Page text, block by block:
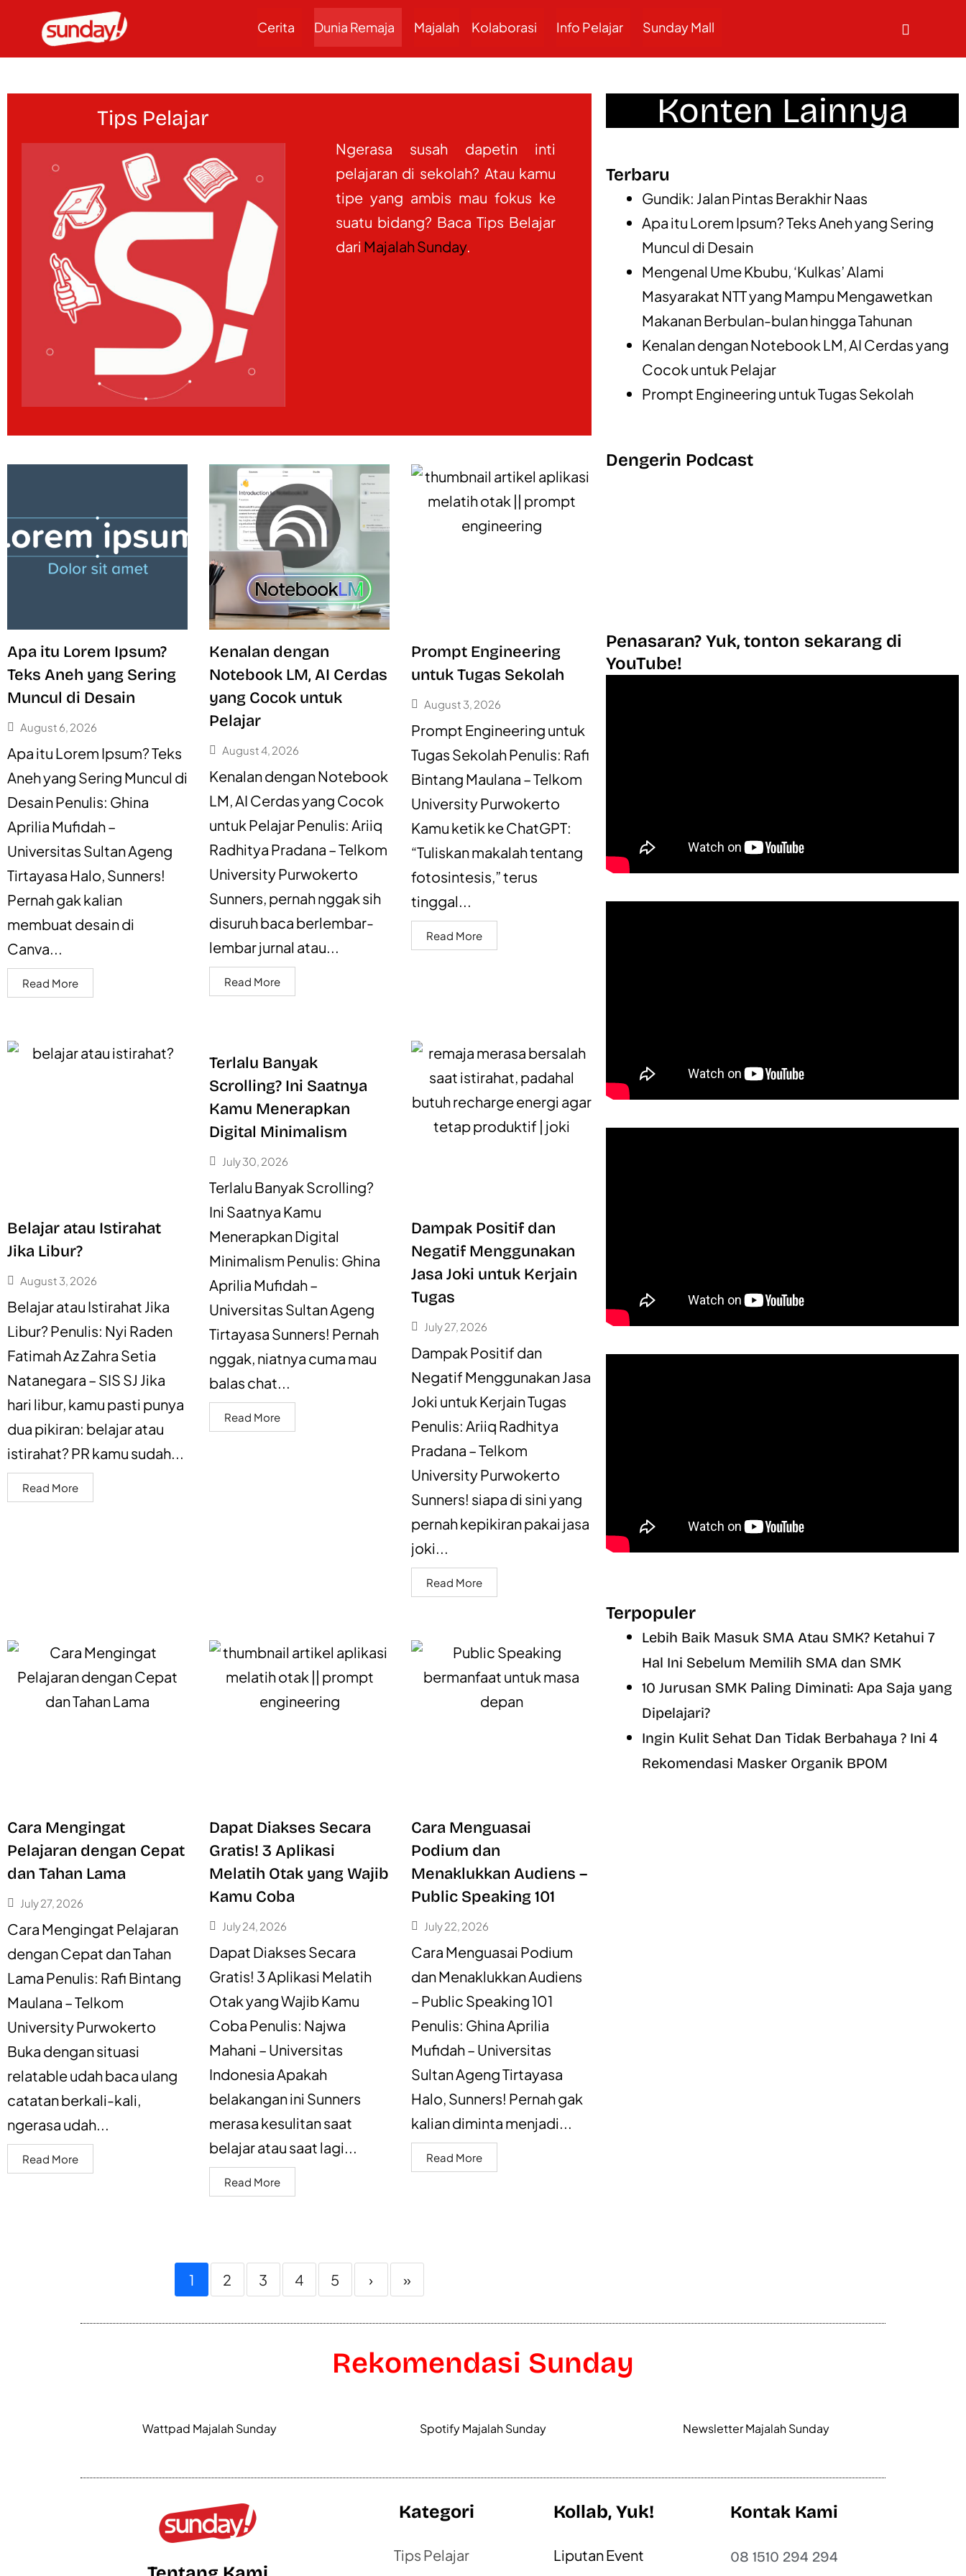
Cerita Dunia Remaja Majalah Kolaborasi Info Pelajar Sunday Mall
Tips Pelajar
Ngerasa susah dapetin inti
pelajaran di sekolah? Atau kamu
tipe yang ambis mau fokus ke
suatu bidang? Baca Tips Belajar
dari Majalah Sunday.
Apa itu Lorem Ipsum?
Teks Aneh yang Sering
Muncul di Desain
August 6, 2026
Apa itu Lorem Ipsum? Teks
Aneh yang Sering Muncul di
Desain Penulis: Ghina
Aprilia Mufidah –
Universitas Sultan Ageng
Tirtayasa Halo, Sunners!
Pernah gak kalian
membuat desain di
Canva...
Read More
Kenalan dengan
Notebook LM, AI Cerdas
yang Cocok untuk
Pelajar
August 4, 2026
Kenalan dengan Notebook
LM, AI Cerdas yang Cocok
untuk Pelajar Penulis: Ariiq
Radhitya Pradana – Telkom
University Purwokerto
Sunners, pernah nggak sih
disuruh baca berlembar-
lembar jurnal atau...
Read More
Prompt Engineering
untuk Tugas Sekolah
August 3, 2026
Prompt Engineering untuk
Tugas Sekolah Penulis: Rafi
Bintang Maulana – Telkom
University Purwokerto
Kamu ketik ke ChatGPT:
“Tuliskan makalah tentang
fotosintesis,” terus
tinggal...
Read More
Belajar atau Istirahat
Jika Libur?
August 3, 2026
Belajar atau Istirahat Jika
Libur? Penulis: Nyi Raden
Fatimah Az Zahra Setia
Natanegara – SIS SJ Jika
hari libur, kamu pasti punya
dua pikiran: belajar atau
istirahat? PR kamu sudah...
Read More
Terlalu Banyak
Scrolling? Ini Saatnya
Kamu Menerapkan
Digital Minimalism
July 30, 2026
Terlalu Banyak Scrolling?
Ini Saatnya Kamu
Menerapkan Digital
Minimalism Penulis: Ghina
Aprilia Mufidah –
Universitas Sultan Ageng
Tirtayasa Sunners! Pernah
nggak, niatnya cuma mau
balas chat...
Read More
Dampak Positif dan
Negatif Menggunakan
Jasa Joki untuk Kerjain
Tugas
July 27, 2026
Dampak Positif dan
Negatif Menggunakan Jasa
Joki untuk Kerjain Tugas
Penulis: Ariiq Radhitya
Pradana – Telkom
University Purwokerto
Sunners! siapa di sini yang
pernah kepikiran pakai jasa
joki...
Read More
Cara Mengingat
Pelajaran dengan Cepat
dan Tahan Lama
July 27, 2026
Cara Mengingat Pelajaran
dengan Cepat dan Tahan
Lama Penulis: Rafi Bintang
Maulana – Telkom
University Purwokerto
Buka dengan situasi
relatable udah baca ulang
catatan berkali-kali,
ngerasa udah...
Read More
Dapat Diakses Secara
Gratis! 3 Aplikasi
Melatih Otak yang Wajib
Kamu Coba
July 24, 2026
Dapat Diakses Secara
Gratis! 3 Aplikasi Melatih
Otak yang Wajib Kamu
Coba Penulis: Najwa
Mahani – Universitas
Indonesia Apakah
belakangan ini Sunners
merasa kesulitan saat
belajar atau saat lagi...
Read More
Cara Menguasai
Podium dan
Menaklukkan Audiens –
Public Speaking 101
July 22, 2026
Cara Menguasai Podium
dan Menaklukkan Audiens
– Public Speaking 101
Penulis: Ghina Aprilia
Mufidah – Universitas
Sultan Ageng Tirtayasa
Halo, Sunners! Pernah gak
kalian diminta menjadi...
Read More
1 2 3 4 5 › »
Konten Lainnya
Terbaru
Gundik: Jalan Pintas Berakhir Naas
Apa itu Lorem Ipsum? Teks Aneh yang Sering
Muncul di Desain
Mengenal Ume Kbubu, ‘Kulkas’ Alami
Masyarakat NTT yang Mampu Mengawetkan
Makanan Berbulan-bulan hingga Tahunan
Kenalan dengan Notebook LM, AI Cerdas yang
Cocok untuk Pelajar
Prompt Engineering untuk Tugas Sekolah
Dengerin Podcast
Penasaran? Yuk, tonton sekarang di
YouTube!
Terpopuler
Lebih Baik Masuk SMA Atau SMK? Ketahui 7
Hal Ini Sebelum Memilih SMA dan SMK
10 Jurusan SMK Paling Diminati: Apa Saja yang
Dipelajari?
Ingin Kulit Sehat Dan Tidak Berbahaya ? Ini 4
Rekomendasi Masker Organik BPOM
Rekomendasi Sunday
Wattpad Majalah Sunday Spotify Majalah Sunday Newsletter Majalah Sunday
Kategori
Tips Pelajar
Kollab, Yuk!
Liputan Event
Kontak Kami
08 1510 294 294